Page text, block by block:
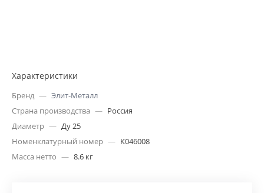
Характеристики
Бренд — Элит-Металл
Страна производства — Россия
Диаметр — Ду 25
Номенклатурный номер — К046008
Масса нетто — 8.6 кг